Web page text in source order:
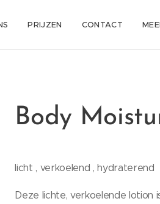
PRIJZEN CONTACT
Body
licht , verkoelend , hydraterend
Deze lichte, verkoelende lotion